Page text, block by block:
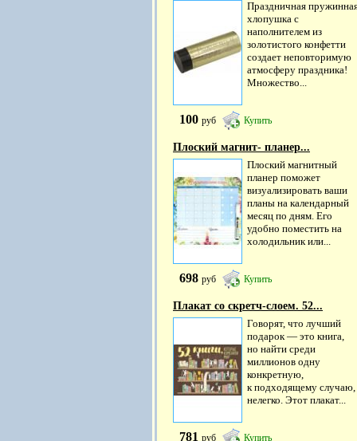
Праздничная
хлопушка с
наполнителем из
золотистого конфетти
создает неповторимую
атмосферу праздника!
Множество...
100 руб Купить
Плоский магнит- планер...
Плоский магнитный
планер поможет
визуализировать ваши
планы на календарный
месяц по дням. Его
удобно поместить на
холодильник или...
698 руб Купить
Плакат со скретч-слоем. 52...
Говорят, что лучший
подарок — это книга,
но найти среди
миллионов одну
конкретную,
к подходящему случаю,
нелегко. Этот плакат...
781 руб Купить